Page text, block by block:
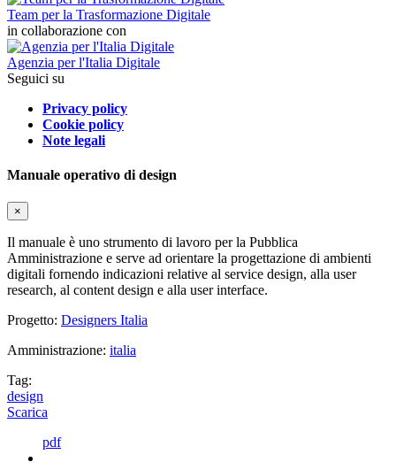
Team per la Trasformazione Digitale
in collaborazione con
Agenzia per l'Italia Digitale
Seguici su
Privacy policy
Cookie policy
Note legali
Manuale operativo di design
×
Il manuale è uno strumento di lavoro per la Pubblica
Amministrazione e serve ad orientare la progettazione di ambienti
digitali fornendo indicazioni relative al service design, alla user
research, al content design e alla user interface.
Progetto: Designers Italia
Amministrazione: italia
Tag:
design
Scarica
pdf